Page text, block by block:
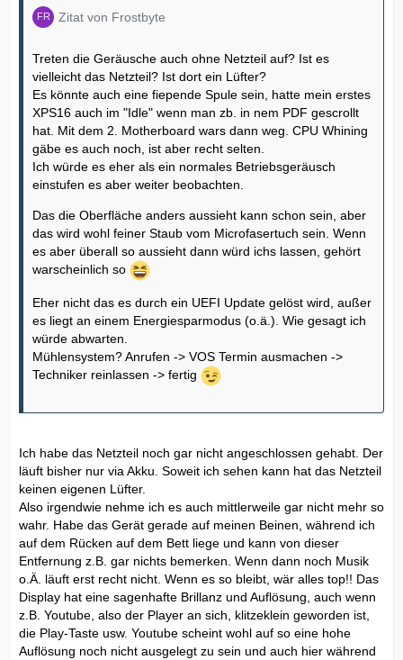
Zitat von Frostbyte
Treten die Geräusche auch ohne Netzteil auf? Ist es
vielleicht das Netzteil? Ist dort ein Lüfter?
Es könnte auch eine fiepende Spule sein, hatte mein erstes
XPS16 auch im "Idle" wenn man zb. in nem PDF gescrollt
hat. Mit dem 2. Motherboard wars dann weg. CPU Whining
gäbe es auch noch, ist aber recht selten.
Ich würde es eher als ein normales Betriebsgeräusch
einstufen es aber weiter beobachten.
Das die Oberfläche anders aussieht kann schon sein, aber
das wird wohl feiner Staub vom Microfasertuch sein. Wenn
es aber überall so aussieht dann würd ichs lassen, gehört
warscheinlich so
Eher nicht das es durch ein UEFI Update gelöst wird, außer
es liegt an einem Energiesparmodus (o.ä.). Wie gesagt ich
würde abwarten.
Mühlensystem? Anrufen -> VOS Termin ausmachen ->
Techniker reinlassen -> fertig
Ich habe das Netzteil noch gar nicht angeschlossen gehabt. Der
läuft bisher nur via Akku. Soweit ich sehen kann hat das Netzteil
keinen eigenen Lüfter.
Also irgendwie nehme ich es auch mittlerweile gar nicht mehr so
wahr. Habe das Gerät gerade auf meinen Beinen, während ich
auf dem Rücken auf dem Bett liege und kann von dieser
Entfernung z.B. gar nichts bemerken. Wenn dann noch Musik
o.Ä. läuft erst recht nicht. Wenn es so bleibt, wär alles top!! Das
Display hat eine sagenhafte Brillanz und Auflösung, auch wenn
z.B. Youtube, also der Player an sich, klitzeklein geworden ist,
die Play-Taste usw. Youtube scheint wohl auf so eine hohe
Auflösung noch nicht ausgelegt zu sein und auch hier während